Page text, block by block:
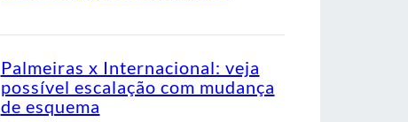
Palmeiras x Internacional: veja
possível escalação com mudança
de esquema